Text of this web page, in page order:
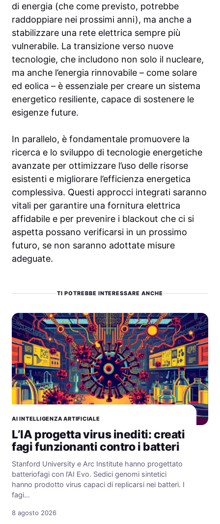
di energia (che come previsto, potrebbe
raddoppiare nei prossimi anni), ma anche a
stabilizzare una rete elettrica sempre più
vulnerabile. La transizione verso nuove
tecnologie, che includono non solo il nucleare,
ma anche l’energia rinnovabile – come solare
ed eolica – è essenziale per creare un sistema
energetico resiliente, capace di sostenere le
esigenze future.
In parallelo, è fondamentale promuovere la
ricerca e lo sviluppo di tecnologie energetiche
avanzate per ottimizzare l’uso delle risorse
esistenti e migliorare l’efficienza energetica
complessiva. Questi approcci integrati saranno
vitali per garantire una fornitura elettrica
affidabile e per prevenire i blackout che ci si
aspetta possano verificarsi in un prossimo
futuro, se non saranno adottate misure
adeguate.
TI POTREBBE INTERESSARE ANCHE
AI INTELLIGENZA ARTIFICIALE
L’IA progetta virus inediti: creati
fagi funzionanti contro i batteri
Stanford University e Arc Institute hanno progettato
batteriofagi con l’AI Evo. Sedici genomi sintetici
hanno prodotto virus capaci di replicarsi nei batteri. I
fagi…
8 agosto 2026